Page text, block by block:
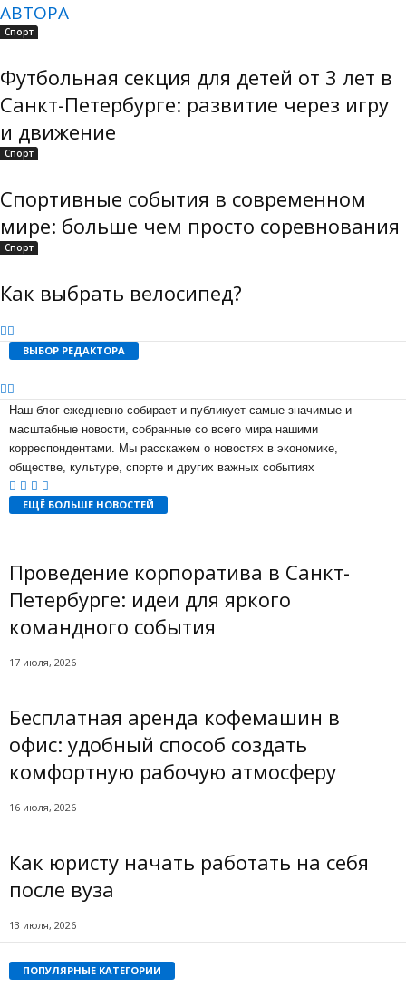
АВТОРА
Спорт
Футбольная секция для детей от 3 лет в
Санкт-Петербурге: развитие через игру
и движение
Спорт
Спортивные события в современном
мире: больше чем просто соревнования
Спорт
Как выбрать велосипед?
ВЫБОР РЕДАКТОРА
Наш блог ежедневно собирает и публикует самые значимые и
масштабные новости, собранные со всего мира нашими
корреспондентами. Мы расскажем о новостях в экономике,
обществе, культуре, спорте и других важных событиях
ЕЩЁ БОЛЬШЕ НОВОСТЕЙ
Проведение корпоратива в Санкт-
Петербурге: идеи для яркого
командного события
17 июля, 2026
Бесплатная аренда кофемашин в
офис: удобный способ создать
комфортную рабочую атмосферу
16 июля, 2026
Как юристу начать работать на себя
после вуза
13 июля, 2026
ПОПУЛЯРНЫЕ КАТЕГОРИИ